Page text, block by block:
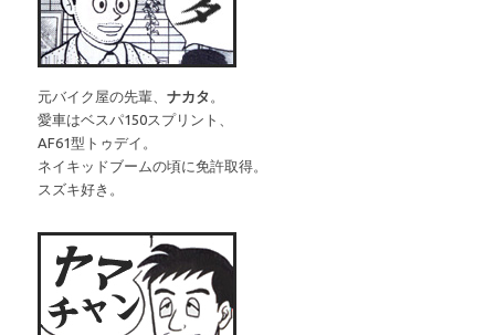
元バイク屋の先輩、 ナカタ 。
愛車はベスパ150スプリント、
AF61型トゥデイ。
ネイキッドブームの頃に免許取得。
スズキ好き。